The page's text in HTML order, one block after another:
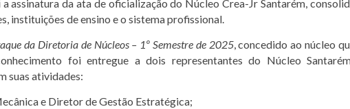
assinatura da ata de oficialização do Núcleo Crea-Jr Santarém,
instituições de ensino e o sistema profissional.
da Diretoria de Núcleos – 1º Semestre de 2025, concedido ao núcleo
foi entregue a dois representantes do Núcleo
suas atividades:
e Diretor de Gestão Estratégica;